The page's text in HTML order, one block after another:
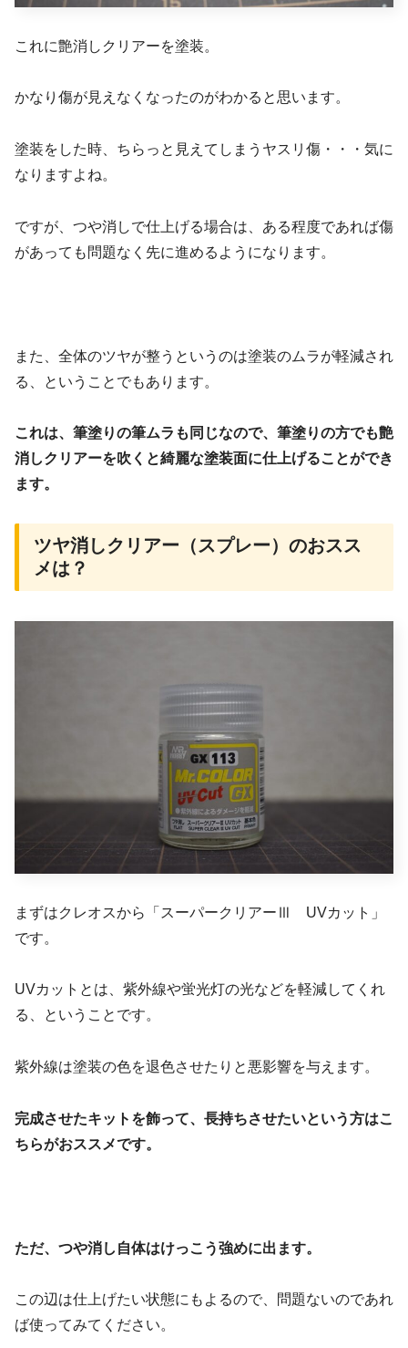
これに艶消しクリアーを塗装。
かなり傷が見えなくなったのがわかると思います。
塗装をした時、ちらっと見えてしまうヤスリ傷・・・気に
なりますよね。
ですが、つや消しで仕上げる場合は、ある程度であれば傷
があっても問題なく先に進めるようになります。
また、全体のツヤが整うというのは塗装のムラが軽減され
る、ということでもあります。
これは、筆塗りの筆ムラも同じなので、筆塗りの方でも艶
消しクリアーを吹くと綺麗な塗装面に仕上げることができ
ます。
ツヤ消しクリアー（スプレー）のおスス
メは？
まずはクレオスから「スーパークリアーⅢ UVカット」
です。
UVカットとは、紫外線や蛍光灯の光などを軽減してくれ
る、ということです。
紫外線は塗装の色を退色させたりと悪影響を与えます。
完成させたキットを飾って、長持ちさせたいという方はこ
ちらがおススメです。
ただ、つや消し自体はけっこう強めに出ます。
この辺は仕上げたい状態にもよるので、問題ないのであれ
ば使ってみてください。